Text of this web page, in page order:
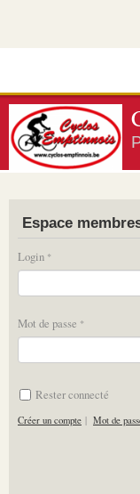
Espace
Login
Mot de passe
Rester connecté
Créer un compte | Mot de